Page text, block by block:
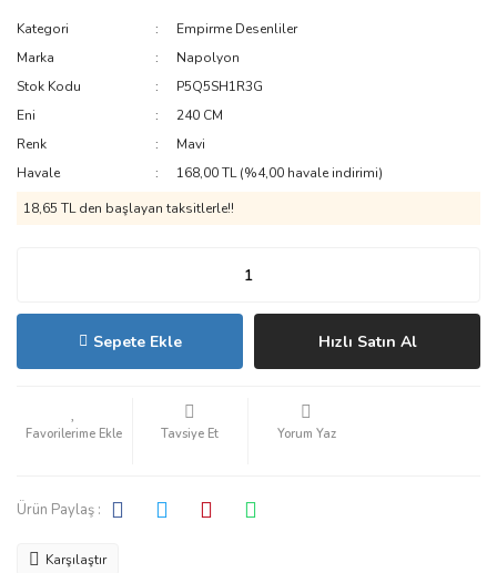
Kategori
Empirme Desenliler
Marka
Napolyon
Stok Kodu
P5Q5SH1R3G
Eni
240 CM
Renk
Mavi
Havale
168,00 TL (%4,00 havale indirimi)
18,65 TL den başlayan taksitlerle!!
Sepete Ekle Hızlı Satın Al
Tavsiye Et Yorum Yaz
Ürün Paylaş :
Karşılaştır